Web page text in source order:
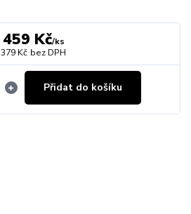
459 Kč/ks
379 Kč bez DPH
Přidat do košíku